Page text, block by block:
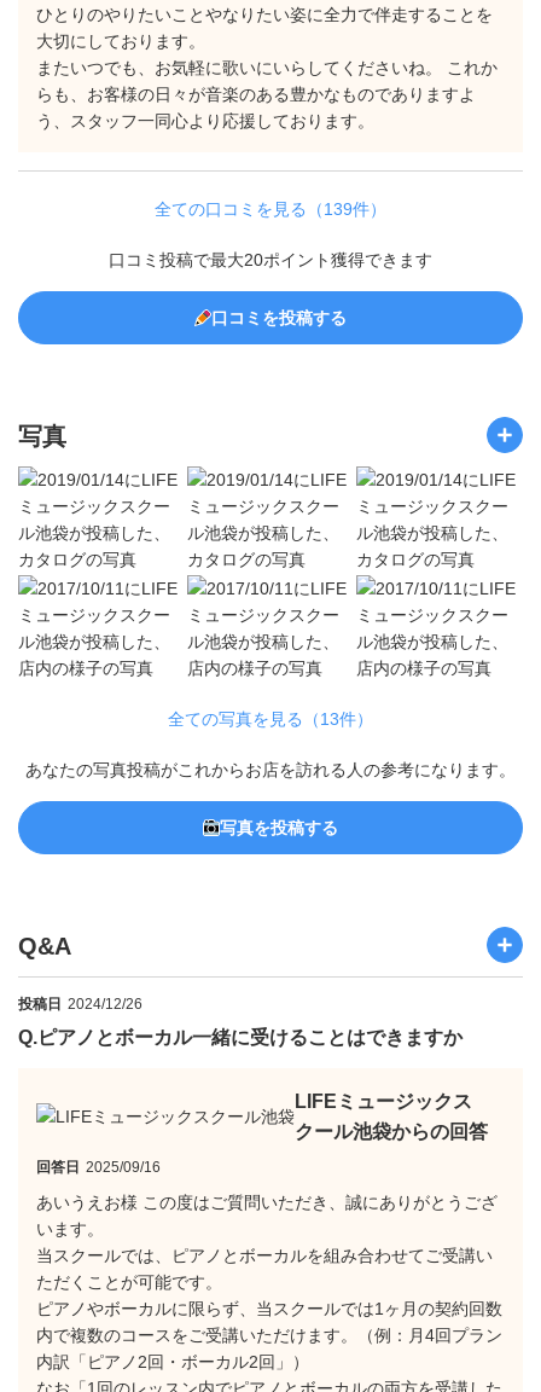
ひとりのやりたいことやなりたい姿に全力で伴走することを
大切にしております。
またいつでも、お気軽に歌いにいらしてくださいね。 これか
らも、お客様の日々が音楽のある豊かなものでありますよ
う、スタッフ一同心より応援しております。
全ての口コミを見る（139件）
口コミ投稿で最大20ポイント獲得できます
口コミを投稿する
写真
全ての写真を見る（13件）
あなたの写真投稿がこれからお店を訪れる人の参考になります。
写真を投稿する
Q&A
投稿日 2024/12/26
Q.ピアノとボーカル一緒に受けることはできますか
LIFEミュージックス
クール池袋からの回答
回答日 2025/09/16
あいうえお様 この度はご質問いただき、誠にありがとうござ
います。
当スクールでは、ピアノとボーカルを組み合わせてご受講い
ただくことが可能です。
ピアノやボーカルに限らず、当スクールでは1ヶ月の契約回数
内で複数のコースをご受講いただけます。（例：月4回プラン
内訳「ピアノ2回・ボーカル2回」）